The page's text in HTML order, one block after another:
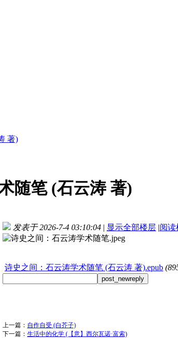
著)
随笔 (石云涛 著)
发表于 2026-7-4 03:10:04 | 显示全部楼层 |阅读
诗史之间：石云涛学术随笔 (石云涛 著).epub
post_newreply
上一篇： 自作自受 (白芥子)
下一篇： 生活中的化学 (【意】西尔瓦诺·富索)